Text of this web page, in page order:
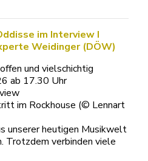
im Interview I
Weidinger (DÖW)
und vielschichtig
ab 17.30 Uhr
im Rockhouse (© Lennart
unserer heutigen Musikwelt
Trotzdem verbinden viele